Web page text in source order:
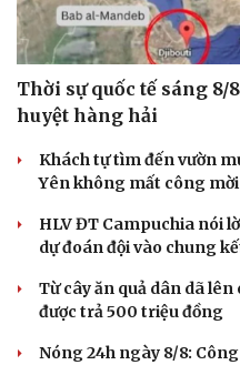
Thời sự quốc tế sáng
huyệt hàng hải
Khách tự tìm đến vườn
Yên không mất công
HLV ĐT Campuchia nói
dự đoán đội vào chung
Từ cây ăn quả dân dã
được trả 500 triệu đồng
Nóng 24h ngày 8/8: